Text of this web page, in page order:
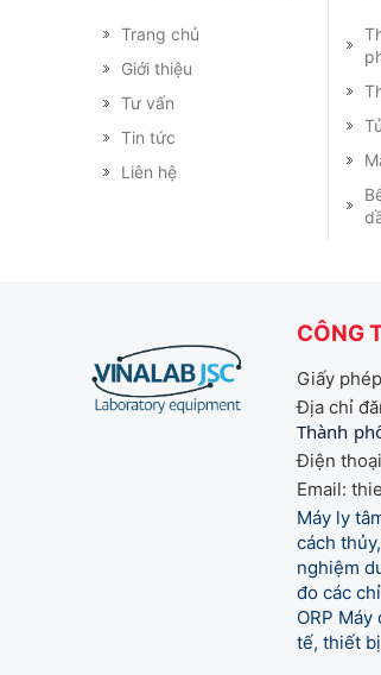
Trang chủ
Giới thiệu
Tư vấn
Tin tức
Liên hệ
CÔNG
Giấy
Địa chỉ
Thành
Điện
Email:
Máy ly
cách
nghiệm
đo các
ORP
tế, thiết